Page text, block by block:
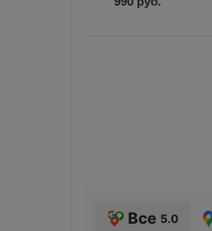
Все 5.0